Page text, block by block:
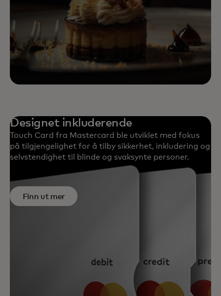
Designet inkluderende
Touch Card fra Mastercard ble utviklet med fokus
på tilgjengelighet for å tilby sikkerhet, inkludering og
selvstendighet til blinde og svaksynte personer.
Finn ut mer